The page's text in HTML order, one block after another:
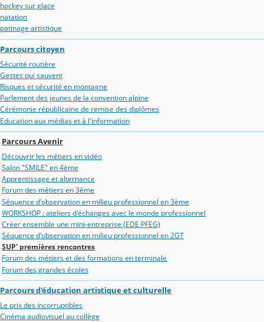
hockey sur glace
natation
patinage artistique
Parcours citoyen
Sécurité routière
Gestes qui sauvent
Risques et sécurité en montagne
Parlement des jeunes de la convention alpine
Cérémonie républicaine de remise des diplômes
Education aux médias et à l'information
Parcours Avenir
Découvrir les métiers en vidéo
Salon "SMILE" en 4ème
Apprentissage et alternance
Forum des métiers en 3ème
Séquence d'observation en milieu professionnel en 3ème
WORKSHOP : ateliers d'échanges avec le monde professionnel
Créer ensemble une mini-entreprise (EDE PFEG)
Séquence d'observation en milieu professionnel en 2GT
SUP' premières rencontres
Forum des métiers et des formations en terminale
Forum des grandes écoles
Parcours d'éducation artistique et culturelle
Le prix des incorruptibles
Cinéma audiovisuel au collège